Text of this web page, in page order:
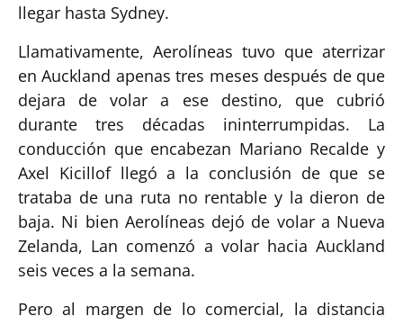
llegar hasta Sydney.
Llamativamente, Aerolíneas tuvo que aterrizar
en Auckland apenas tres meses después de que
dejara de volar a ese destino, que cubrió
durante tres décadas ininterrumpidas. La
conducción que encabezan Mariano Recalde y
Axel Kicillof llegó a la conclusión de que se
trataba de una ruta no rentable y la dieron de
baja. Ni bien Aerolíneas dejó de volar a Nueva
Zelanda, Lan comenzó a volar hacia Auckland
seis veces a la semana.
Pero al margen de lo comercial, la distancia